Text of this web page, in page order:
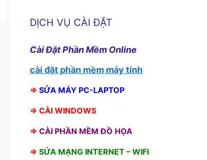
DỊCH VỤ CÀI ĐẶT
Cài Đặt Phần Mềm Online
cài đặt phần mềm máy tính
⇒ SỬA MÁY PC-LAPTOP
⇒ CÀI WINDOWS
⇒ CÀI PHẦN MỀM ĐỒ HỌA
⇒ SỬA MẠNG INTERNET – WIFI